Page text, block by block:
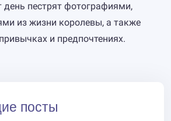
пестрят фотографиями,
из жизни королевы, а также
и предпочтениях.
посты